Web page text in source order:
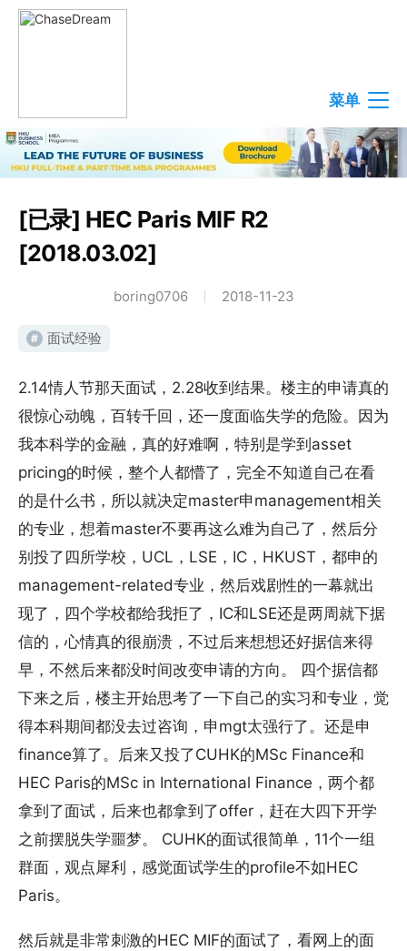
菜单
[已录] HEC Paris MIF R2
[2018.03.02]
boring0706 2018-11-23
# 面试经验
2.14情人节那天面试，2.28收到结果。楼主的申请真的
很惊心动魄，百转千回，还一度面临失学的危险。因为
我本科学的金融，真的好难啊，特别是学到asset
pricing的时候，整个人都懵了，完全不知道自己在看
的是什么书，所以就决定master申management相关
的专业，想着master不要再这么难为自己了，然后分
别投了四所学校，UCL，LSE，IC，HKUST，都申的
management-related专业，然后戏剧性的一幕就出
现了，四个学校都给我拒了，IC和LSE还是两周就下据
信的，心情真的很崩溃，不过后来想想还好据信来得
早，不然后来都没时间改变申请的方向。 四个据信都
下来之后，楼主开始思考了一下自己的实习和专业，觉
得本科期间都没去过咨询，申mgt太强行了。还是申
finance算了。后来又投了CUHK的MSc Finance和
HEC Paris的MSc in International Finance，两个都
拿到了面试，后来也都拿到了offer，赶在大四下开学
之前摆脱失学噩梦。 CUHK的面试很简单，11个一组
群面，观点犀利，感觉面试学生的profile不如HEC
Paris。
然后就是非常刺激的HEC MIF的面试了，看网上的面